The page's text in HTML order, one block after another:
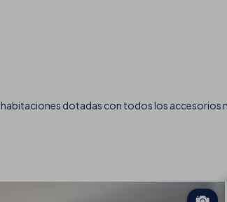
habitaciones dotadas con todos los accesorios